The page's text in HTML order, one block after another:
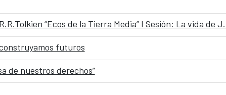
“Ecos de la Tierra Media” I Sesión: La vida de
futuros
de nuestros derechos”